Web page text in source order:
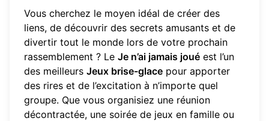
Vous cherchez le moyen idéal de créer des
liens, de découvrir des secrets amusants et de
divertir tout le monde lors de votre prochain
rassemblement ? Le Je n’ai jamais joué est l’un
des meilleurs Jeux brise-glace pour apporter
des rires et de l’excitation à n’importe quel
groupe. Que vous organisiez une réunion
décontractée, une soirée de jeux en famille ou